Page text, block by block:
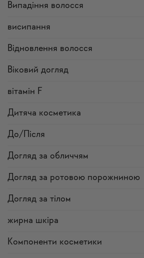
Випадіння волосся
висипання
Відновлення волосся
Віковий догляд
вітамін F
Дитяча косметика
До/Після
Догляд за обличчям
Догляд за ротовою порожниною
Догляд за тілом
жирна шкіра
Компоненти косметики